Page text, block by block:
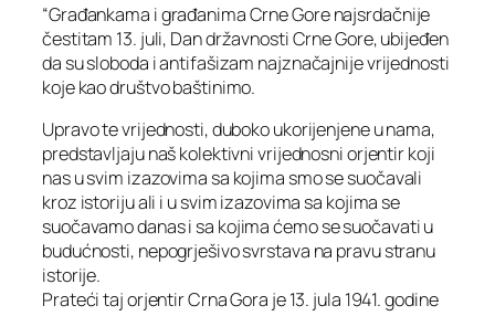
“Građankama i građanima Crne Gore najsrdačnije
čestitam 13. juli, Dan državnosti Crne Gore, ubijeđen
da su sloboda i antifašizam najznačajnije vrijednosti
koje kao društvo baštinimo.
Upravo te vrijednosti, duboko ukorijenjene u nama,
predstavljaju naš kolektivni vrijednosni orjentir koji
nas u svim izazovima sa kojima smo se suočavali
kroz istoriju ali i u svim izazovima sa kojima se
suočavamo danas i sa kojima ćemo se suočavati u
budućnosti, nepogrješivo svrstava na pravu stranu
istorije.
Prateći taj orjentir Crna Gora je 13. jula 1941. godine